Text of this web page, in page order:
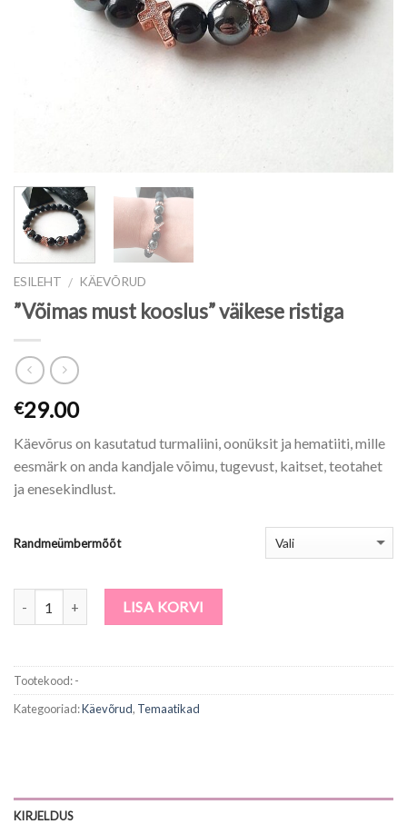
ESILEHT / KÄEVÕRUD
”Võimas must kooslus” väikese ristiga
€29.00
Käevõrus on kasutatud turmaliini, oonüksit ja hematiiti, mille
eesmärk on anda kandjale võimu, tugevust, kaitset, teotahet
ja enesekindlust.
Randmeümbermõõt
LISA KORVI
Tootekood:-
Kategooriad:Käevõrud, Temaatikad
KIRJELDUS